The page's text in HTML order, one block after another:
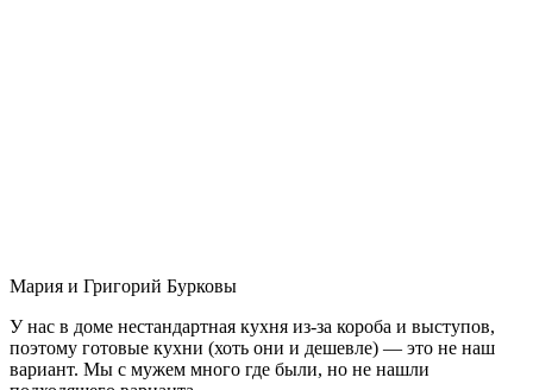
Мария и Григорий Бурковы
У нас в доме нестандартная кухня из-за короба и выступов,
поэтому готовые кухни (хоть они и дешевле) — это не наш
вариант. Мы с мужем много где были, но не нашли